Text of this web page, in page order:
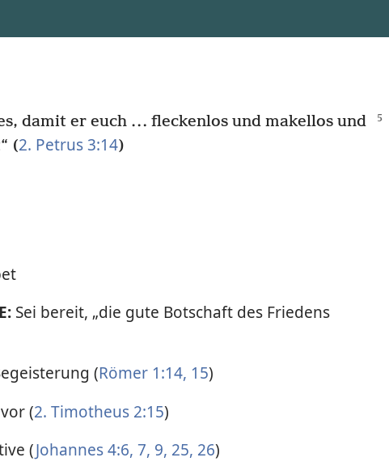
damit er euch … fleckenlos und makellos und
(2. Petrus 3:14)
Sei bereit, „die gute Botschaft des Friedens
(Römer 1:14, 15)
(2. Timotheus 2:15)
(Johannes 4:6, 7, 9, 25, 26)